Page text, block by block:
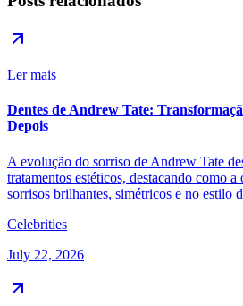
Ler mais
Dentes de Andrew Tate:
Depois
A evolução do sorriso de Andrew Tate
tratamentos estéticos, destacando como
sorrisos brilhantes, simétricos e no estilo
Celebrities
July 22, 2026